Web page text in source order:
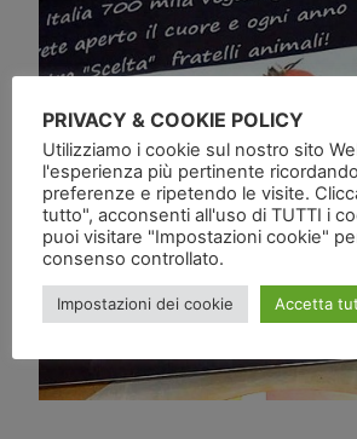
PRIVACY & COOKIE POLICY
Utilizziamo i cookie sul nostro sito
l'esperienza più pertinente
preferenze e ripetendo le visite.
tutto", acconsenti all'uso di TUTTI i
puoi visitare "Impostazioni cookie"
consenso controllato.
Impostazioni dei cookie Accetta